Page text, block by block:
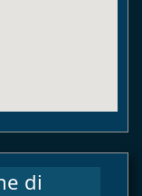
di